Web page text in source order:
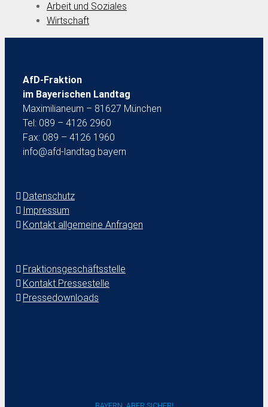
Arbeit und Soziales
Wirtschaft
AfD-Fraktion
im Bayerischen Landtag
Maximilianeum – 81627 München
Tel: 089 – 4126 2960
Fax: 089 – 4126 1960
info@afd-landtag.bayern
Datenschutz
Impressum
Kontakt allgemeine Anfragen
Fraktionsgeschäftsstelle
Kontakt Pressestelle
Pressedownloads